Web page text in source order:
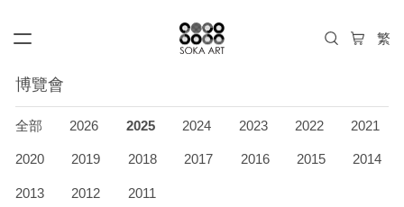
博覽會
全部 2026 2025 2024 2023 2022 2021
2020 2019 2018 2017 2016 2015 2014
2013 2012 2011